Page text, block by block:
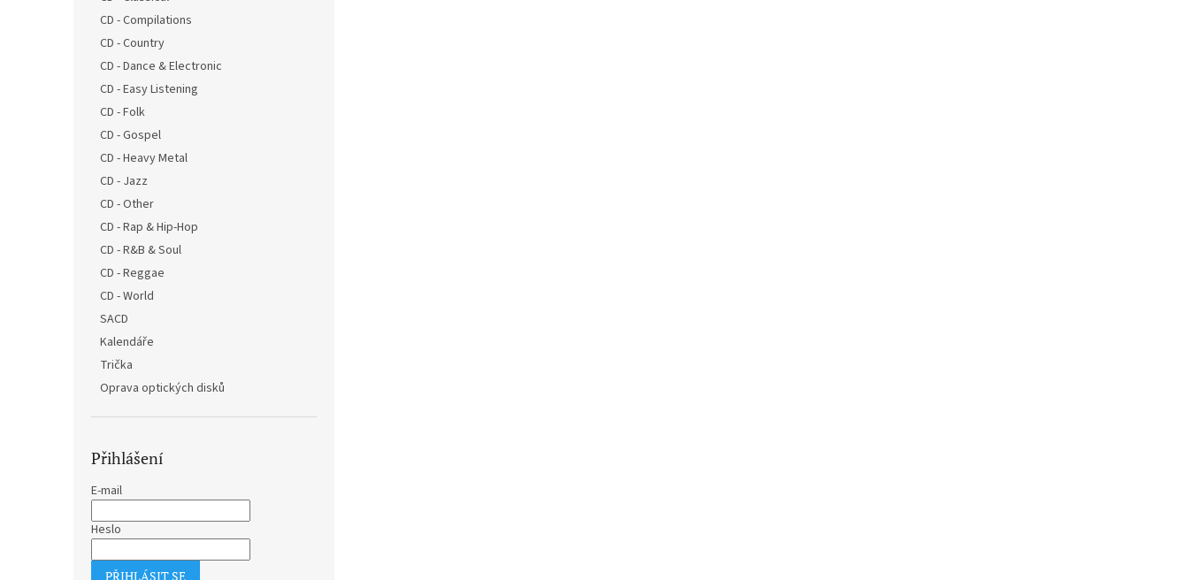
CD - Compilations
CD - Country
CD - Dance & Electronic
CD - Easy Listening
CD - Folk
CD - Gospel
CD - Heavy Metal
CD - Jazz
CD - Other
CD - Rap & Hip-Hop
CD - R&B & Soul
CD - Reggae
CD - World
SACD
Kalendáře
Trička
Oprava optických disků
Přihlášení
E-mail
Heslo
PŘIHLÁSIT SE